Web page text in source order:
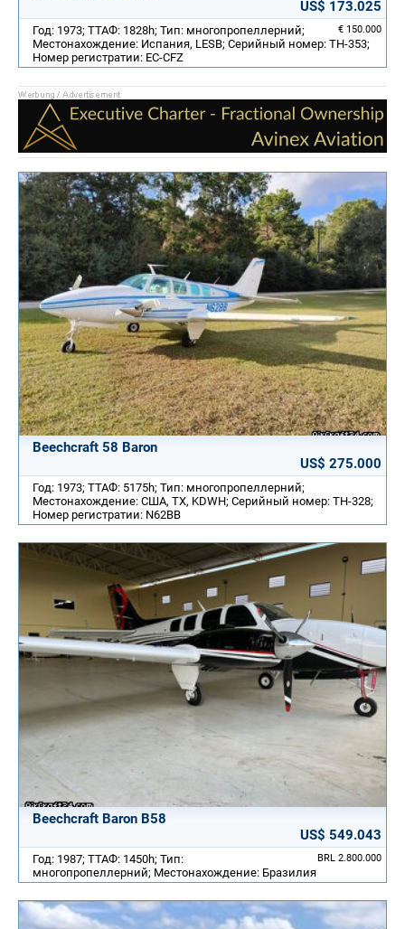
US$ 173.025
€ 150.000
Год: 1973; ТТАФ: 1828h; Тип: многопропеллерний;
Местонахождение: Испания, LESB; Серийный номер: TH-353;
Номер регистратии: EC-CFZ
Beechcraft 58 Baron
US$ 275.000
Год: 1973; ТТАФ: 5175h; Тип: многопропеллерний;
Местонахождение: США, TX, KDWH; Серийный номер: TH-328;
Номер регистратии: N62BB
Beechcraft Baron B58
US$ 549.043
BRL 2.800.000
Год: 1987; ТТАФ: 1450h; Тип:
многопропеллерний; Местонахождение: Бразилия